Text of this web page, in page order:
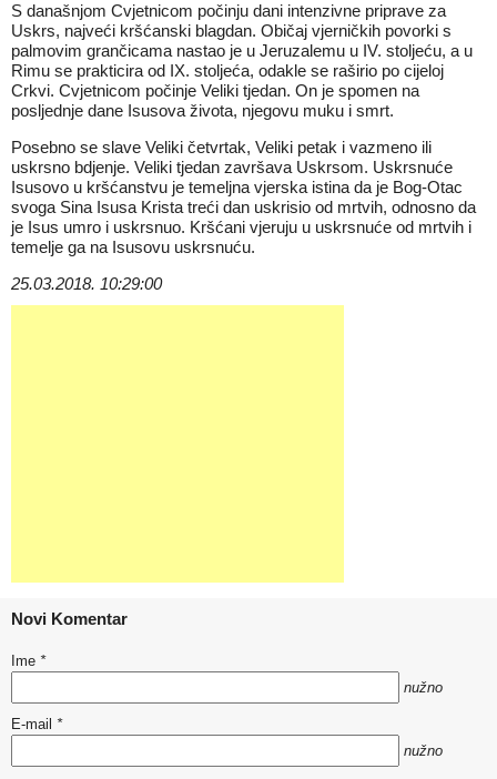
S današnjom Cvjetnicom počinju dani intenzivne priprave za
Uskrs, najveći kršćanski blagdan. Običaj vjerničkih povorki s
palmovim grančicama nastao je u Jeruzalemu u IV. stoljeću, a u
Rimu se prakticira od IX. stoljeća, odakle se raširio po cijeloj
Crkvi. Cvjetnicom počinje Veliki tjedan. On je spomen na
posljednje dane Isusova života, njegovu muku i smrt.
Posebno se slave Veliki četvrtak, Veliki petak i vazmeno ili
uskrsno bdjenje. Veliki tjedan završava Uskrsom. Uskrsnuće
Isusovo u kršćanstvu je temeljna vjerska istina da je Bog-Otac
svoga Sina Isusa Krista treći dan uskrisio od mrtvih, odnosno da
je Isus umro i uskrsnuo. Kršćani vjeruju u uskrsnuće od mrtvih i
temelje ga na Isusovu uskrsnuću.
25.03.2018. 10:29:00
Novi Komentar
Ime *
nužno
E-mail *
nužno